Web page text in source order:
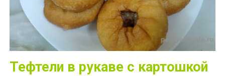
Тефтели в рукаве с картошкой